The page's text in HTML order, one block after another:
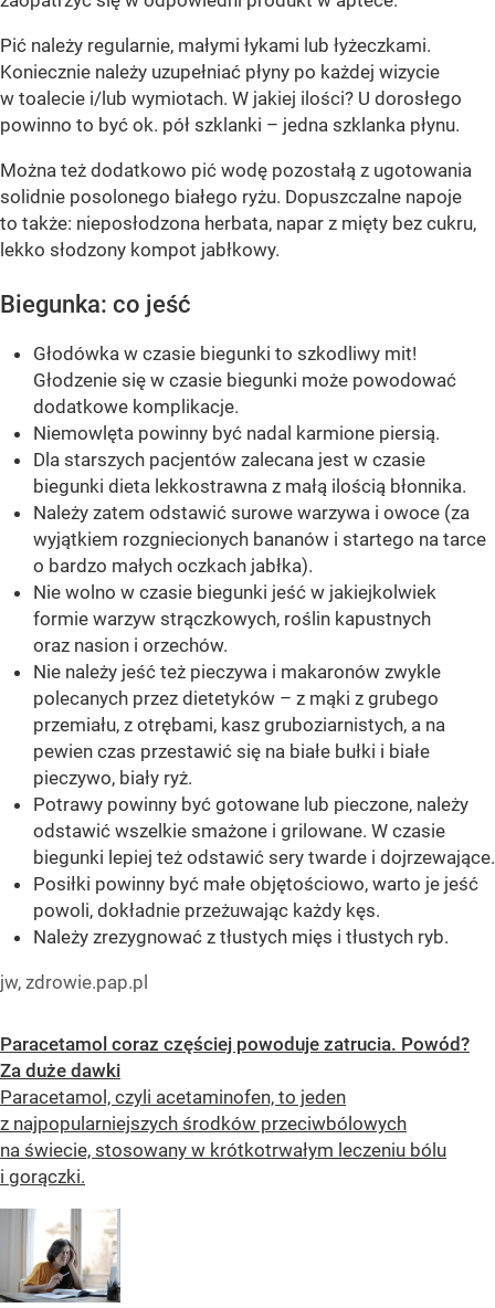
Pić należy regularnie, małymi łykami lub łyżeczkami.
Koniecznie należy uzupełniać płyny po każdej wizycie
w toalecie i/lub wymiotach. W jakiej ilości? U dorosłego
powinno to być ok. pół szklanki – jedna szklanka płynu.
Można też dodatkowo pić wodę pozostałą z ugotowania
solidnie posolonego białego ryżu. Dopuszczalne napoje
to także: nieposłodzona herbata, napar z mięty bez cukru,
lekko słodzony kompot jabłkowy.
Biegunka: co jeść
Głodówka w czasie biegunki to szkodliwy mit!
Głodzenie się w czasie biegunki może powodować
dodatkowe komplikacje.
Niemowlęta powinny być nadal karmione piersią.
Dla starszych pacjentów zalecana jest w czasie
biegunki dieta lekkostrawna z małą ilością błonnika.
Należy zatem odstawić surowe warzywa i owoce (za
wyjątkiem rozgniecionych bananów i startego na tarce
o bardzo małych oczkach jabłka).
Nie wolno w czasie biegunki jeść w jakiejkolwiek
formie warzyw strączkowych, roślin kapustnych
oraz nasion i orzechów.
Nie należy jeść też pieczywa i makaronów zwykle
polecanych przez dietetyków – z mąki z grubego
przemiału, z otrębami, kasz gruboziarnistych, a na
pewien czas przestawić się na białe bułki i białe
pieczywo, biały ryż.
Potrawy powinny być gotowane lub pieczone, należy
odstawić wszelkie smażone i grilowane. W czasie
biegunki lepiej też odstawić sery twarde i dojrzewające.
Posiłki powinny być małe objętościowo, warto je jeść
powoli, dokładnie przeżuwając każdy kęs.
Należy zrezygnować z tłustych mięs i tłustych ryb.
jw, zdrowie.pap.pl
Paracetamol coraz częściej powoduje zatrucia. Powód?
Za duże dawki
Paracetamol, czyli acetaminofen, to jeden
z najpopularniejszych środków przeciwbólowych
na świecie, stosowany w krótkotrwałym leczeniu bólu
i gorączki.